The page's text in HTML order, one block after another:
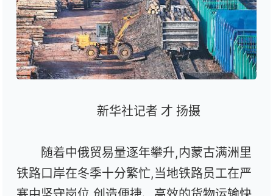
新华社记者 才 扬摄
随着中俄贸易量逐年攀升,内蒙古满洲里
铁路口岸在冬季十分繁忙,当地铁路员工在严